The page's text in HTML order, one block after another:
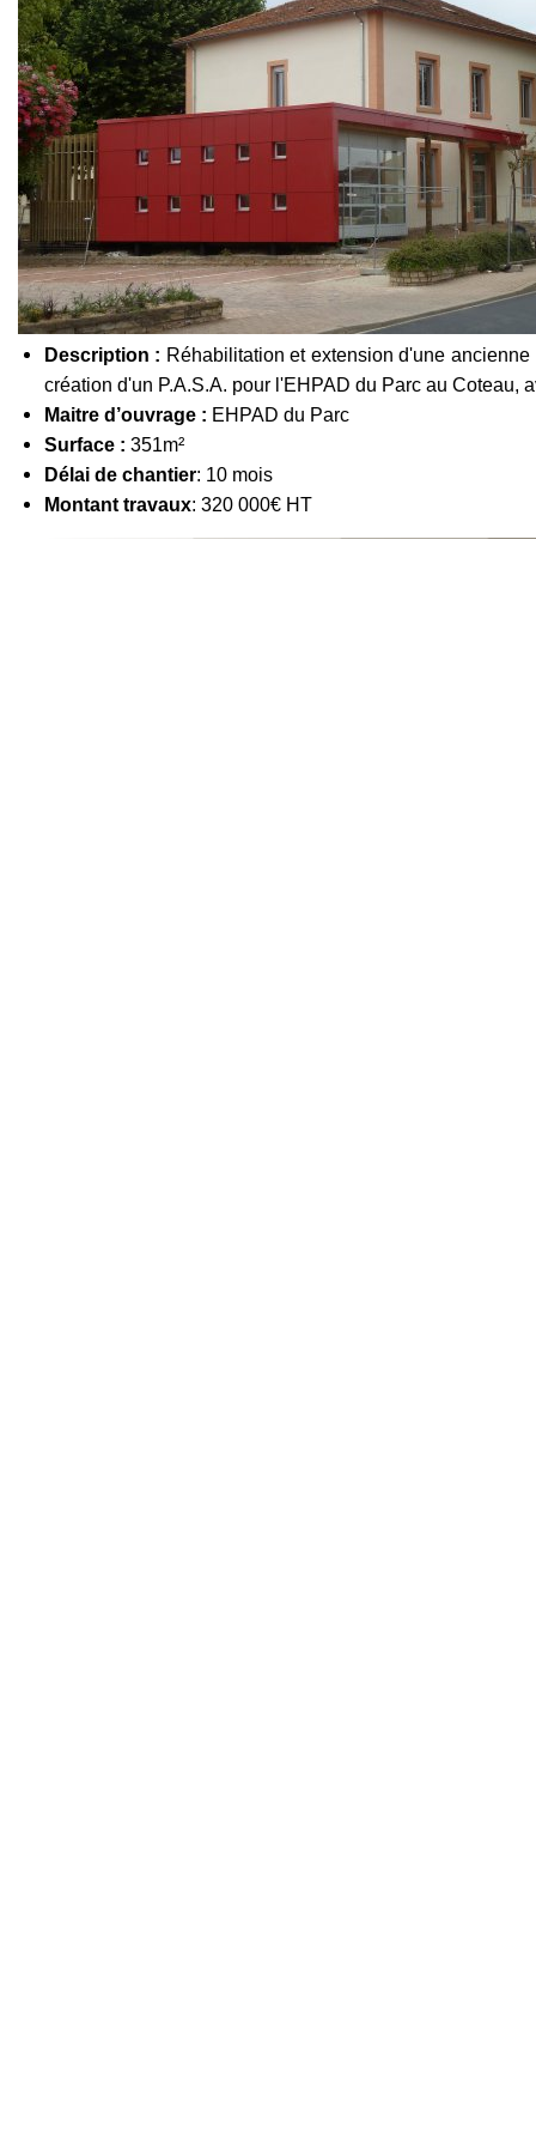
Description : Réhabilitation et extension d'une
création d'un P.A.S.A. pour l'EHPAD du Parc au Coteau,
Maitre d’ouvrage : EHPAD du Parc
Surface : 351m²
Délai de chantier: 10 mois
Montant travaux: 320 000€ HT